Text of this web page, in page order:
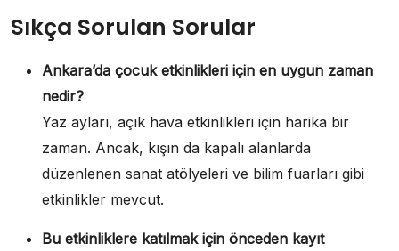
Sıkça Sorulan Sorular
Ankara’da çocuk etkinlikleri için en uygun zaman
nedir?
Yaz ayları, açık hava etkinlikleri için harika bir
zaman. Ancak, kışın da kapalı alanlarda
düzenlenen sanat atölyeleri ve bilim fuarları gibi
etkinlikler mevcut.
Bu etkinliklere katılmak için önceden kayıt